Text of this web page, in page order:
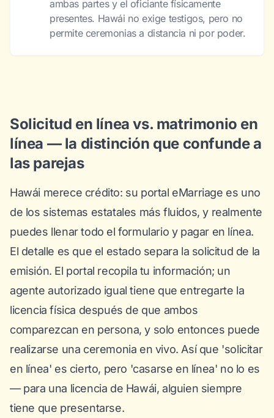
ambas partes y el oficiante físicamente
presentes. Hawái no exige testigos, pero no
permite ceremonias a distancia ni por poder.
Solicitud en línea vs. matrimonio en
línea — la distinción que confunde a
las parejas
Hawái merece crédito: su portal eMarriage es uno
de los sistemas estatales más fluidos, y realmente
puedes llenar todo el formulario y pagar en línea.
El detalle es que el estado separa la solicitud de la
emisión. El portal recopila tu información; un
agente autorizado igual tiene que entregarte la
licencia física después de que ambos
comparezcan en persona, y solo entonces puede
realizarse una ceremonia en vivo. Así que 'solicitar
en línea' es cierto, pero 'casarse en línea' no lo es
— para una licencia de Hawái, alguien siempre
tiene que presentarse.